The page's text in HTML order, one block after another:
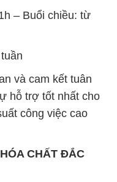
– Buổi chiều: từ
và cam kết tuân
hỗ trợ tốt nhất cho
công việc cao
CHẤT ĐẮC